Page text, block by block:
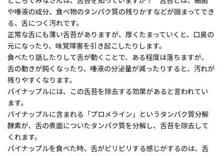
や唾液の成分、食べ物のタンパク質の残りかすなどが固まってでき
る、舌につく汚れです。
正常な舌にも薄い舌苔がありますが、厚くたまっていくと、口臭の
元になったり、味覚障害を引き起こしたりします。
食べたり話したりして舌が動くことで、ある程度は落ちますが、
舌の動きが鈍くなったり、唾液の分泌量が減ったりすると、汚れが
残りやすくなります。
パイナップルには、この舌苔を除去する効果があると言われてい
ます。
パイナップルに含まれる「プロメライン」というタンパク質分解
酵素が、舌の表面についたタンパク質を分解し、舌苔を除去して
くれます。
パイナップルを食べた時、舌がピリピリする感じがするのは、舌